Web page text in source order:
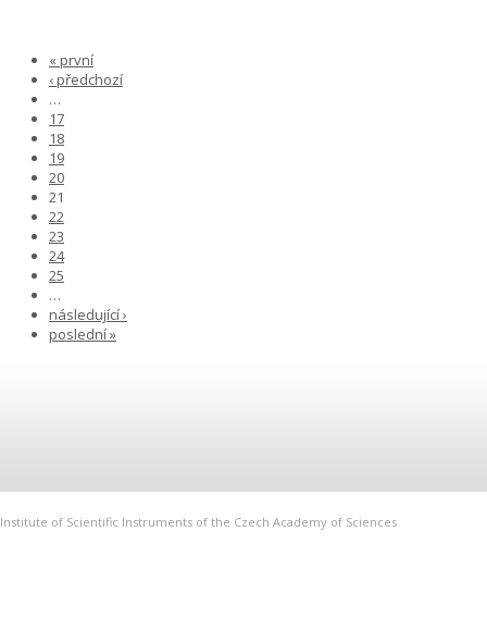
« první
‹ předchozí
…
17
18
19
20
21
22
23
24
25
…
následující ›
poslední »
Institute of Scientific Instruments of the Czech Academy of Sciences